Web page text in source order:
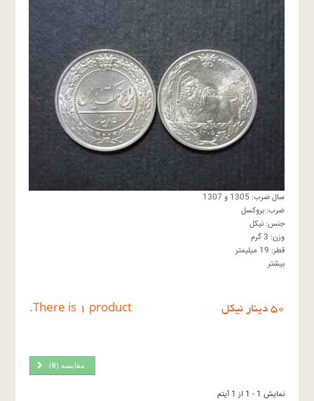
سال ضرب: 1305 و 1307
ضرب: بروکسل
جنس: نیکل
وزن: 3 گرم
قطر: 19 میلیمتر
بیشتر
٥٠ دينار نيكل There is 1 product.
مقایسه (0
)
نمایش 1 - 1 از 1 آیتم